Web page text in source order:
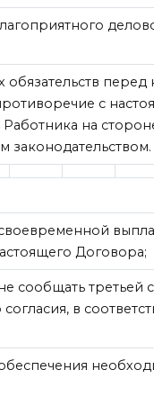
обязательств
с
на
законодательством.
Договора;
сообщать
в